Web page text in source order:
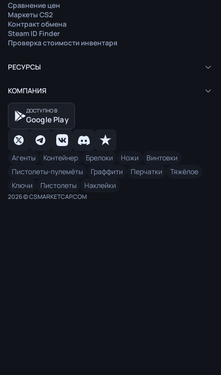
Сравнение цен
Маркеты CS2
Контракт обмена
Steam ID Finder
Проверка стоимости инвентаря
РЕСУРСЫ
КОМПАНИЯ
ДОСТУПНО В
Google Play
Агенты Контейнер Брелоки Ножи
Винтовки
Пистолеты-пулемёты
Граффити Перчатки
Тяжёлое
Ключи
Пистолеты Наклейки
2026 © CSMARKETCAP.COM